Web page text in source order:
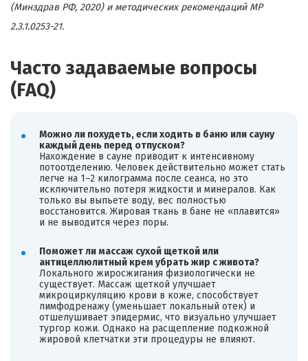
(Минздрав РФ, 2020) и методических рекомендаций МР
2.3.1.0253-21.
Часто задаваемые вопросы
(FAQ)
Можно ли похудеть, если ходить в баню или сауну
каждый день перед отпуском?
Нахождение в сауне приводит к интенсивному
потоотделению. Человек действительно может стать
легче на 1–2 килограмма после сеанса, но это
исключительно потеря жидкости и минералов. Как
только вы выпьете воду, вес полностью
восстановится. Жировая ткань в бане не «плавится»
и не выводится через поры.
Поможет ли массаж сухой щеткой или
антицеллюлитный крем убрать жир с живота?
Локального жиросжигания физиологически не
существует. Массаж щеткой улучшает
микроциркуляцию крови в коже, способствует
лимфодренажу (уменьшает локальный отек) и
отшелушивает эпидермис, что визуально улучшает
тургор кожи. Однако на расщепление подкожной
жировой клетчатки эти процедуры не влияют.